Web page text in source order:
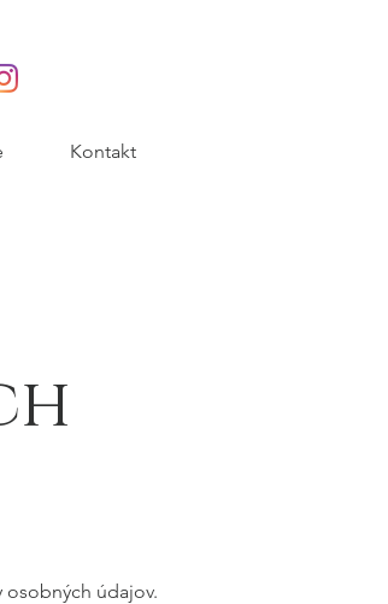
Kontakt
osobných údajov.